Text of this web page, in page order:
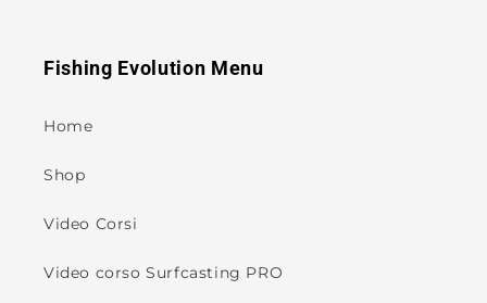
Fishing Evolution Menu
Home
Shop
Video Corsi
Video corso Surfcasting PRO